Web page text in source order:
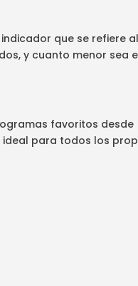
que se refiere
y cuanto menor sea
favoritos desde
ideal para todos los